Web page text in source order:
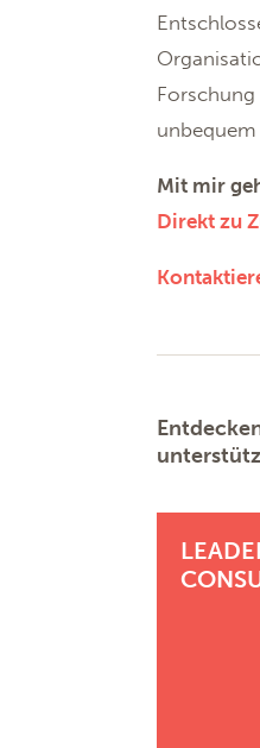
Mit mir
Direkt zu